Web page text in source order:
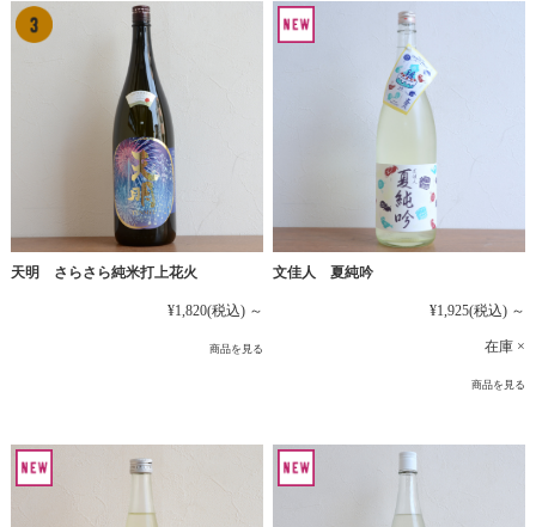
天明 さらさら純米打上花火
¥1,820(税込) ～
商品を見る
文佳人 夏純吟
¥1,925(税込) ～
在庫 ×
商品を見る